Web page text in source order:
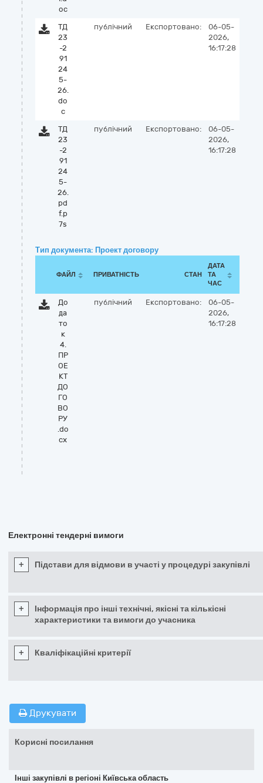
oc
ТД
23
-2
91
24
5-
26.
do
c
публічний Експортовано:
06-05-
2026,
16:17:28
ТД
23
-2
91
24
5-
26.
pd
f.p
7s
публічний Експортовано:
06-05-
2026,
16:17:28
Тип документа: Проект договору
ФАЙЛ ПРИВАТНІСТЬ СТАН
ДАТА
ТА
ЧАС
До
да
то
к
4.
ПР
ОЕ
КТ
ДО
ГО
ВО
РУ
.do
cx
публічний Експортовано:
06-05-
2026,
16:17:28
Електронні тендерні вимоги
+ Підстави для відмови в участі у процедурі закупівлі
+
Інформація про інші технічні, якісні та кількісні
характеристики та вимоги до учасника
+ Кваліфікаційні критерії
Друкувати
Корисні посилання
Інші закупівлі в регіоні Київська область